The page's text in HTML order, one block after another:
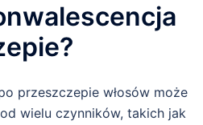
przeszczepie włosów może
wielu czynników, takich jak